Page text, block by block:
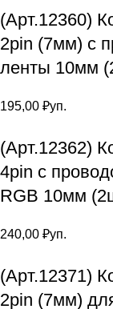
(Арт.12360)
2pin (7мм) с
ленты 10мм
195,00 ₽уп.
(Арт.12362)
4pin с
RGB 10мм
240,00 ₽уп.
(Арт.12371)
2pin (7мм)